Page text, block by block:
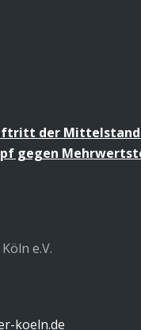
der
gegen
e.V.
koeln.de